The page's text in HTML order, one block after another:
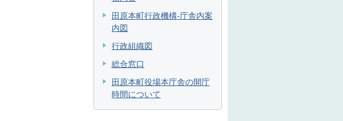
田原本町行政機構-庁舎内案
内図
行政組織図
総合窓口
田原本町役場本庁舎の開庁
時間について